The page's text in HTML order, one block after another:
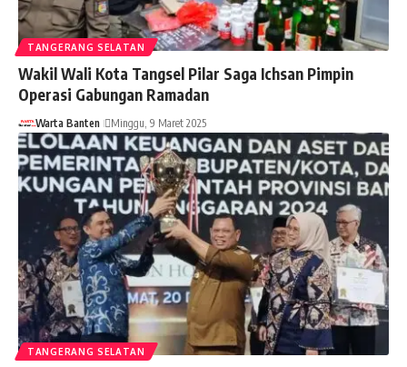
TANGERANG SELATAN
Wakil Wali Kota Tangsel Pilar Saga Ichsan Pimpin
Operasi Gabungan Ramadan
Warta Banten Minggu, 9 Maret 2025
TANGERANG SELATAN